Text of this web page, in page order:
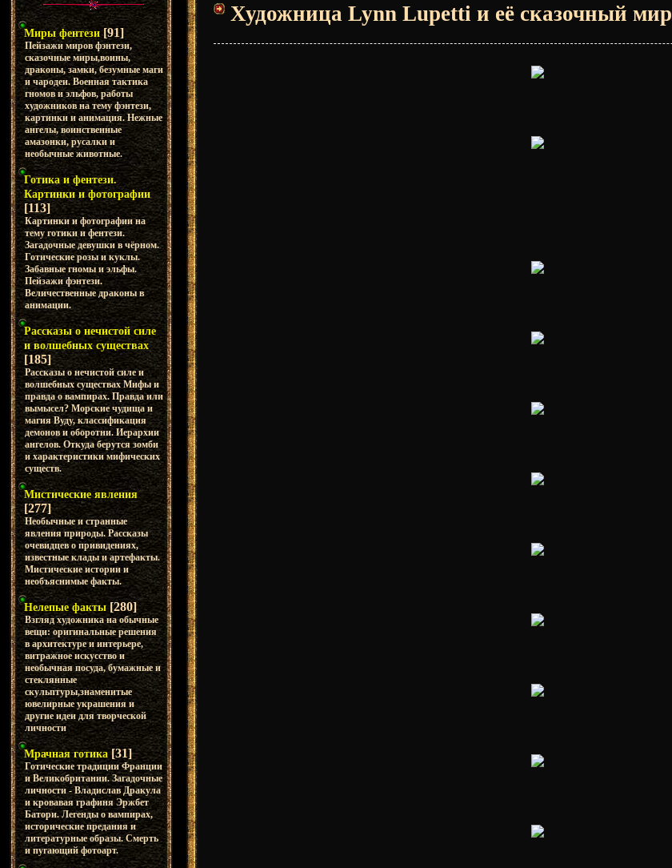
Миры фентези [91]
Пейзажи миров фэнтези,
сказочные миры,воины,
драконы, замки, безумные маги
и чародеи. Военная тактика
гномов и эльфов, работы
художников на тему фэнтези,
картинки и анимация. Нежные
ангелы, воинственные
амазонки, русалки и
необычные животные.
Готика и фентези.
Картинки и фотографии
[113]
Картинки и фотографии на
тему готики и фентези.
Загадочные девушки в чёрном.
Готические розы и куклы.
Забавные гномы и эльфы.
Пейзажи фэнтези.
Величественные драконы в
анимации.
Рассказы о нечистой силе
и волшебных существах
[185]
Рассказы о нечистой силе и
волшебных существах Мифы и
правда о вампирах. Правда или
вымысел? Морские чудища и
магия Вуду, классификация
демонов и оборотни. Иерархии
ангелов. Откуда берутся зомби
и характеристики мифических
существ.
Мистические явления
[277]
Необычные и странные
явления природы. Рассказы
очевидцев о привидениях,
известные клады и артефакты.
Мистические истории и
необъяснимые факты.
Нелепые факты [280]
Взгляд художника на обычные
вещи: оригинальные решения
в архитектуре и интерьере,
витражное искусство и
необычная посуда, бумажные и
стеклянные
скульптуры,знаменитые
ювелирные украшения и
другие идеи для творческой
личности
Мрачная готика [31]
Готические традиции Франции
и Великобритании. Загадочные
личности - Владислав Дракула
и кровавая графиня Эржбет
Батори. Легенды о вампирах,
исторические предания и
литературные образы. Смерть
и пугающий фотоарт.
Художница Lynn Lupetti и её сказочный мир